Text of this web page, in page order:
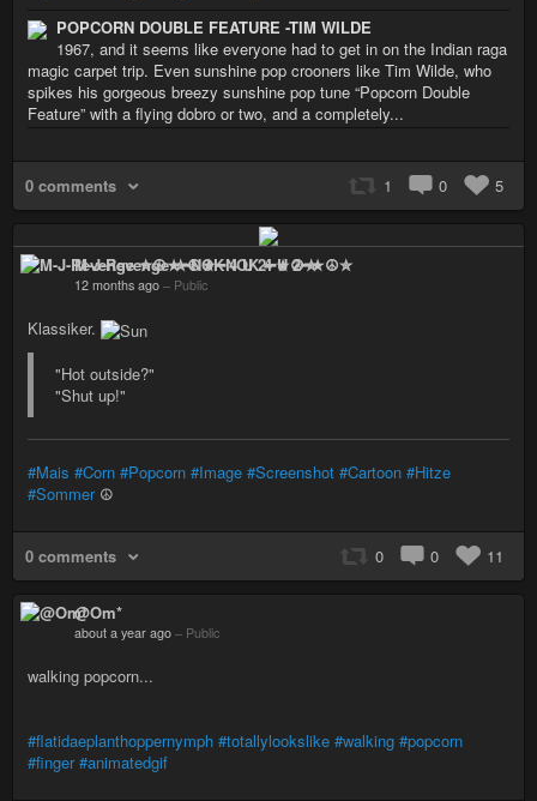
POPCORN DOUBLE FEATURE -TIM WILDE
1967, and it seems like everyone had to get in on the Indian raga
magic carpet trip. Even sunshine pop crooners like Tim Wilde, who
spikes his gorgeous breezy sunshine pop tune “Popcorn Double
Feature” with a flying dobro or two, and a completely...
0 comments 1 0 5
M-J-Revenge ✮☮★━NOK 4 U 2━★☮✮
12 months ago – Public
Klassiker.
"Hot outside?"
"Shut up!"
#Mais #Corn #Popcorn #Image #Screenshot #Cartoon #Hitze
#Sommer☮️
0 comments 0 0 11
@Om*
about a year ago – Public
walking popcorn...
#flatidaeplanthoppernymph #totallylookslike #walking #popcorn
#finger #animatedgif